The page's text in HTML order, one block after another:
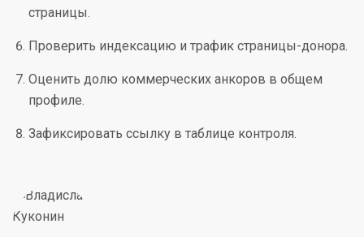
страницы.
Проверить индексацию и трафик страницы-донора.
Оценить долю коммерческих анкоров в общем
профиле.
Зафиксировать ссылку в таблице контроля.